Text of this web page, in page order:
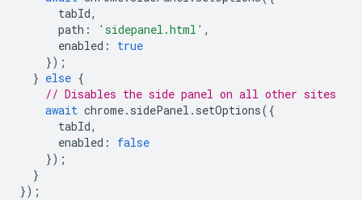
tabId,
path : 'sidepanel.html' ,
enabled :
true
});
} else {
// Disables the side panel on all other sites
await chrome. sidePanel . setOptions({
tabId,
enabled :
false
});
}
});